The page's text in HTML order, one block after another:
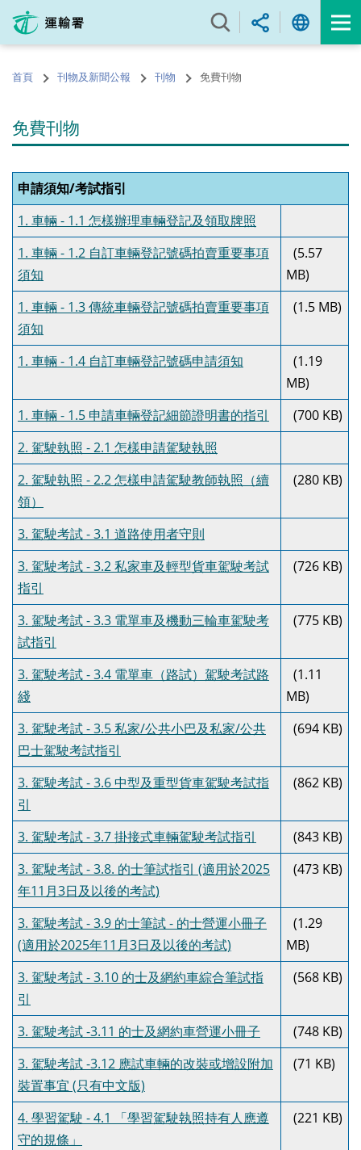
內
的首頁 刊物及新聞公報 刊物 免費刊物
免費刊物
申請須知/考試指引
1. 車輛 - 1.1 怎樣辦理車輛登記及領取牌照
1. 車輛 - 1.2 自訂車輛登記號碼拍賣重要事項
須知
(5.57
MB)
1. 車輛 - 1.3 傳統車輛登記號碼拍賣重要事項
須知
(1.5 MB)
1. 車輛 - 1.4 自訂車輛登記號碼申請須知
(1.19
MB)
1. 車輛 - 1.5 申請車輛登記細節證明書的指引
(700 KB)
2. 駕駛執照 - 2.1 怎樣申請駕駛執照
2. 駕駛執照 - 2.2 怎樣申請駕駛教師執照（續
領）
(280 KB)
3. 駕駛考試 - 3.1 道路使用者守則
3. 駕駛考試 - 3.2 私家車及輕型貨車駕駛考試
指引
(726 KB)
3. 駕駛考試 - 3.3 電單車及機動三輪車駕駛考
試指引
(775 KB)
3. 駕駛考試 - 3.4 電單車（路試）駕駛考試路
綫
(1.11
MB)
3. 駕駛考試 - 3.5 私家/公共小巴及私家/公共
巴士駕駛考試指引
(694 KB)
3. 駕駛考試 - 3.6 中型及重型貨車駕駛考試指
引
(862 KB)
3. 駕駛考試 - 3.7 掛接式車輛駕駛考試指引
(843 KB)
3. 駕駛考試 - 3.8. 的士筆試指引 (適用於2025
年11月3日及以後的考試)
(473 KB)
3. 駕駛考試 - 3.9 的士筆試 - 的士營運小冊子
(適用於2025年11月3日及以後的考試)
(1.29
MB)
3. 駕駛考試 - 3.10 的士及網約車綜合筆試指
引
(568 KB)
3. 駕駛考試 -3.11 的士及網約車營運小冊子
(748 KB)
3. 駕駛考試 -3.12 應試車輛的改裝或增設附加
裝置事宜 (只有中文版)
(71 KB)
4. 學習駕駛 - 4.1 「學習駕駛執照持有人應遵
守的規條」
(221 KB)